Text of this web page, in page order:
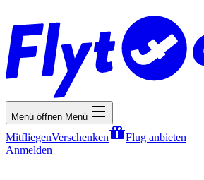
Menü öffnen Menü
MitfliegenVerschenken
Flug anbieten
Anmelden